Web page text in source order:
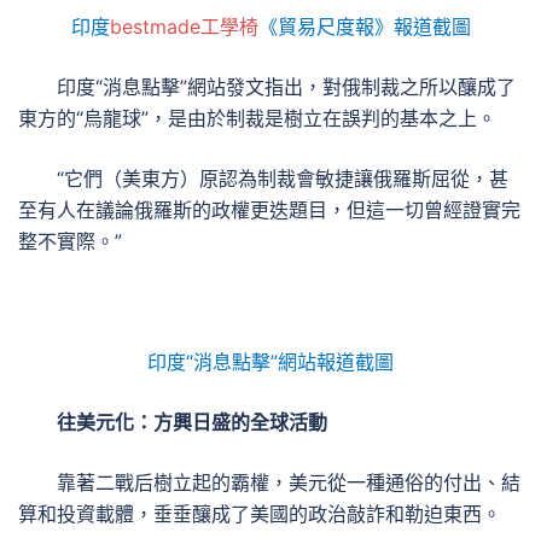
印度bestmade工學椅《貿易尺度報》報道截圖
印度“消息點擊”網站發文指出，對俄制裁之所以釀成了
東方的“烏龍球”，是由於制裁是樹立在誤判的基本之上。
“它們（美東方）原認為制裁會敏捷讓俄羅斯屈從，甚
至有人在議論俄羅斯的政權更迭題目，但這一切曾經證實完
整不實際。”
印度“消息點擊”網站報道截圖
往美元化：方興日盛的全球活動
靠著二戰后樹立起的霸權，美元從一種通俗的付出、結
算和投資載體，垂垂釀成了美國的政治敲詐和勒迫東西。